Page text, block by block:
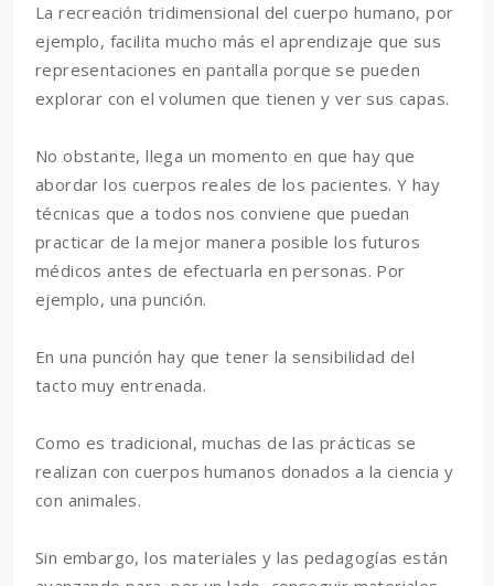
La recreación tridimensional del cuerpo humano, por
ejemplo, facilita mucho más el aprendizaje que sus
representaciones en pantalla porque se pueden
explorar con el volumen que tienen y ver sus capas.
No obstante, llega un momento en que hay que
abordar los cuerpos reales de los pacientes. Y hay
técnicas que a todos nos conviene que puedan
practicar de la mejor manera posible los futuros
médicos antes de efectuarla en personas. Por
ejemplo, una punción.
En una punción hay que tener la sensibilidad del
tacto muy entrenada.
Como es tradicional, muchas de las prácticas se
realizan con cuerpos humanos donados a la ciencia y
con animales.
Sin embargo, los materiales y las pedagogías están